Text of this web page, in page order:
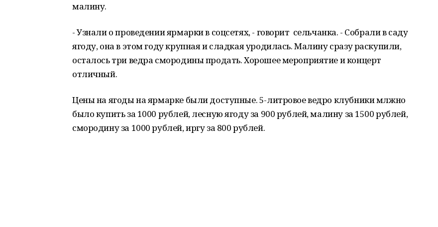
малину.
- Узнали о проведении ярмарки в соцсетях, - говорит сельчанка. - Собрали в саду
ягоду, она в этом году крупная и сладкая уродилась. Малину сразу раскупили,
осталось три ведра смородины продать. Хорошее мероприятие и концерт
отличный.
Цены на ягоды на ярмарке были доступные. 5-литровое ведро клубники млжно
было купить за 1000 рублей, лесную ягоду за 900 рублей, малину за 1500 рублей,
смородину за 1000 рублей, иргу за 800 рублей.